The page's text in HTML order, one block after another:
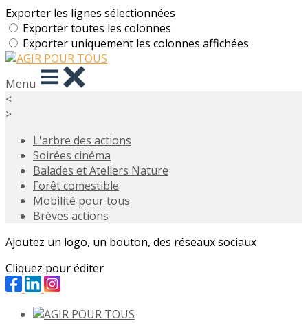
Exporter les lignes sélectionnées
Exporter toutes les colonnes
Exporter uniquement les colonnes affichées
Menu
<
>
L'arbre des actions
Soirées cinéma
Balades et Ateliers Nature
Forêt comestible
Mobilité pour tous
Brèves actions
Ajoutez un logo, un bouton, des réseaux sociaux
Cliquez pour éditer